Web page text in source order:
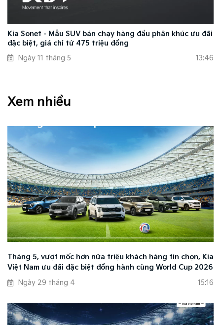
Xem nhiều
Tháng 5, vượt mốc hơn nửa triệu khách hàng tin chọn, Kia
Việt Nam ưu đãi đặc biệt đồng hành cùng World Cup 2026
Ngày 29 tháng 4
15:16
Kia Sonet - Mẫu SUV bán chạy hàng đầu phân khúc ưu đãi
đặc biệt, giá chỉ từ 475 triệu đồng
Ngày 11 tháng 5
13:46